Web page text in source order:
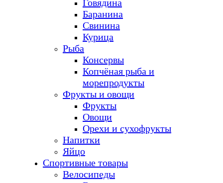
Говядина
Баранина
Свинина
Курица
Рыба
Консервы
Копчёная рыба и
морепродукты
Фрукты и овощи
Фрукты
Овощи
Орехи и сухофрукты
Напитки
Яйцо
Спортивные товары
Велосипеды